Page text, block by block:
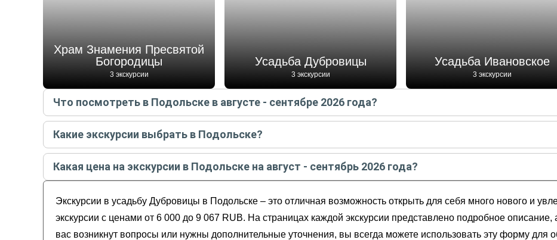
Храм Знамения Пресвятой
Богородицы
3 экскурсии
Усадьба Дубровицы
3 экскурсии
Усадьба Ивановское
3 экскурсии
Что посмотреть в Подольске в августе - сентябре 2026 года?
Самые популярные местав Подольскев августе - сентябре 2026года:
Храм Знамения Пресвятой Богородицы
Усадьба Дубровицы
Усадьба Ивановское
Памятник подольским курсантам
Сквер Поколений
Какие экскурсии выбрать в Подольске?
Самые популярные экскурсиив Подольскев августе - сентябре 2026года:
Дубровицы: барокко, застывшее в камне
Прогулка с гидом по центру Подольска
Какая цена на экскурсии в Подольске на август - сентябрь 2026 года?
Экскурсии в усадьбу Дубровицы в Подольске – это отличная возможность открыть для себя много нового и
экскурсии с ценами от 6 000 до 9 067 RUB. На страницах каждой экскурсии представлено подробное
вас возникнут вопросы или нужны дополнительные уточнения, вы всегда можете использовать эту форму для